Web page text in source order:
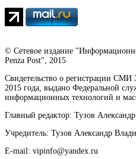
© Сетевое издание
Penza Post", 2015
Свидетельство о регистрации
2015 года, выдано Федеральной
информационных технологий и
Главный редактор: Тузов
Учредитель: Тузов Александр
E-mail: vipinfo@yandex.ru